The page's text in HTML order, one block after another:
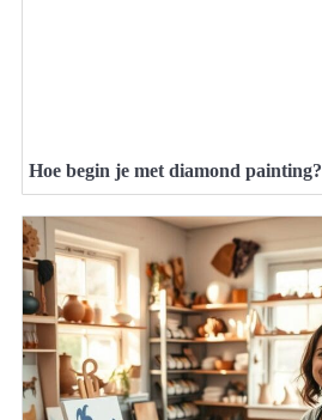
Hoe begin je met diamond painting?